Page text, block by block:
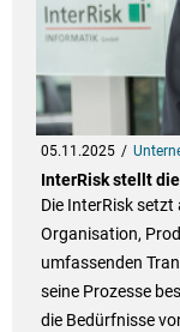
05.11.2025
InterRisk stellt
Die InterRisk
Organisation,
umfassenden
seine Prozesse
die Bedürfnisse